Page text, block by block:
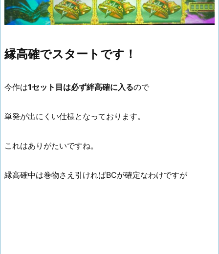
縁高確でスタートです！
今作は1セット目は必ず絆高確に入るので
単発が出にくい仕様となっております。
これはありがたいですね。
縁高確中は巻物さえ引ければBCが確定なわけですが